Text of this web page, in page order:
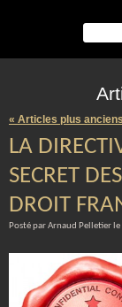
« Articles plus anciens
LA
SECRET
DROIT
Posté par Arnaud Pelletier